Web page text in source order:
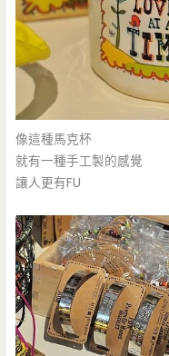
像這種馬克杯
就有一種手工製的感覺
讓人更有FU